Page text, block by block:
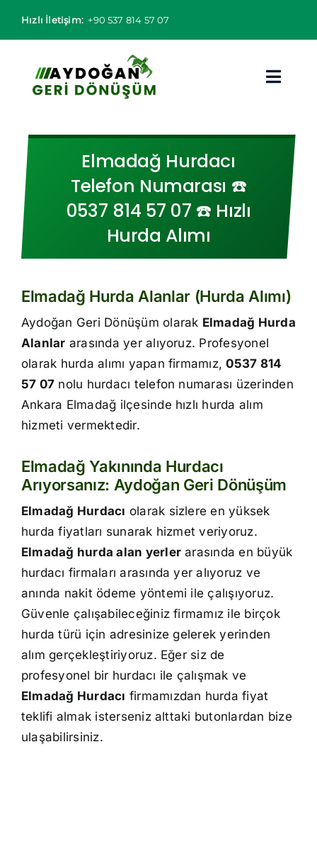
Hızlı İletişim: +90 537 814 57 07
Hurda Fiyatları
Hizmet Bölgeleri
Hakkımızda
İletişim
Elmadağ Hurdacı
Telefon Numarası ☎️
0537 814 57 07 ☎️ Hızlı
Hurda Alımı
Elmadağ Hurda Alanlar (Hurda Alımı)
Aydoğan Geri Dönüşüm olarak Elmadağ Hurda
Alanlar arasında yer alıyoruz. Profesyonel
olarak hurda alımı yapan firmamız,0537 814
57 07 nolu hurdacı telefon numarası üzerinden
Ankara Elmadağ ilçesinde hızlı hurda alım
hizmeti vermektedir.
Elmadağ Yakınında Hurdacı
Arıyorsanız: Aydoğan Geri Dönüşüm
Elmadağ Hurdacı olarak sizlere en yüksek
hurda fiyatları sunarak hizmet veriyoruz.
Elmadağ hurda alan yerlerarasında en büyük
hurdacı firmaları arasında yer alıyoruz ve
anında nakit ödeme yöntemi ile çalışıyoruz.
Güvenle çalışabileceğiniz firmamız ile birçok
hurda türü için adresinize gelerek yerinden
alım gerçekleştiriyoruz. Eğer siz de
profesyonel bir hurdacı ile çalışmak ve
Elmadağ Hurdacı firmamızdan hurda fiyat
teklifi almak isterseniz alttaki butonlardan bize
ulaşabilirsiniz.